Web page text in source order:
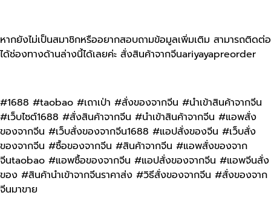
หากยังไม่เป็นสมาชิกหรืออยากสอบถามข้อมูลเพิ่มเติม สามารถติดต่อ
ได้ช่องทางด้านล่างนี้ได้เลยค่ะ สั่งสินค้าจากจีนariyayapreorder
#1688 #taobao #เถาเป่า #สั่งของจากจีน #นําเข้าสินค้าจากจีน
#เว็บไซต์1688 #สั่งสินค้าจากจีน #นำเข้าสินค้าจากจีน #แอพสั่ง
ของจากจีน #เว็บสั่งของจากจีน1688 #แอปสั่งของจีน #เว็บสั่ง
ของจากจีน #ซื้อของจากจีน #สินค้าจากจีน #แอพสั่งของจาก
จีนtaobao #แอพซื้อของจากจีน #แอปสั่งของจากจีน #แอพจีนสั่ง
ของ #สินค้านําเข้าจากจีนราคาส่ง #วิธีสั่งของจากจีน #สั่งของจาก
จีนมาขาย